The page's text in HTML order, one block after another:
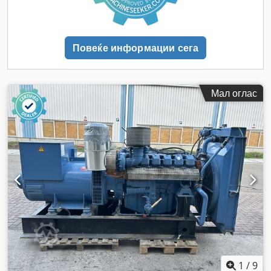
Повеќе информации сега
Мал оглас
1 /9